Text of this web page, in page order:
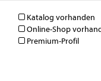
Katalog vorhanden
Online-Shop
Premium-Profil